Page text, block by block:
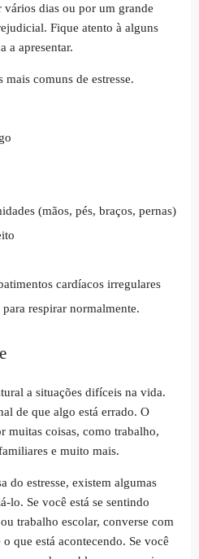
vários dias ou por um grande
Fique atento à alguns
a apresentar.
mais comuns de estresse.
(mãos, pés, braços, pernas)
cardíacos irregulares
respirar normalmente.
a situações difíceis na vida.
de que algo está errado. O
muitas coisas, como trabalho,
e muito mais.
do estresse, existem algumas
lo. Se você está se sentindo
trabalho escolar, converse com
que está acontecendo. Se você